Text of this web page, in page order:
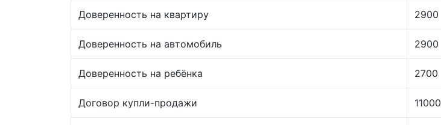
Доверенность на квартиру 2900
Доверенность на автомобиль 2900
Доверенность на ребёнка 2700
Договор купли-продажи 11000